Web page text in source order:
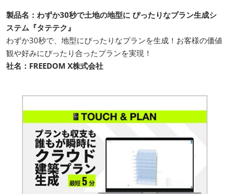
製品名：わずか30秒で土地の地型に ぴったりなプラン生成シ
ステム『タテテク』
わずか30秒で、地型にぴったりなプランを生成！お客様の価値
観や好みにぴったり合ったプランを実現！
社名：FREEDOM X株式会社